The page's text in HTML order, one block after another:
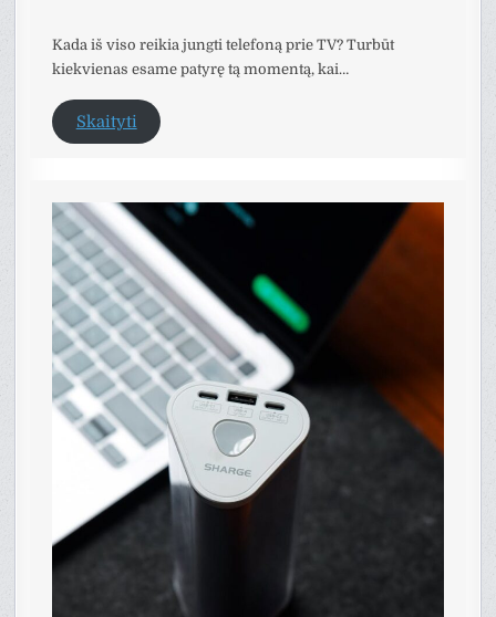
Kada iš viso reikia jungti telefoną prie TV? Turbūt
kiekvienas esame patyrę tą momentą, kai…
Skaityti